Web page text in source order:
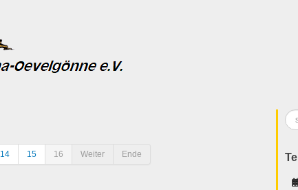
14 15 16 Weiter Ende
...